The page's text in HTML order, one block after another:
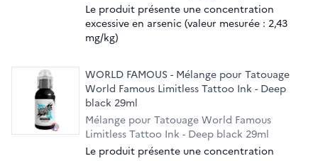
Le produit présente une concentration
excessive en arsenic (valeur mesurée : 2,43
mg/kg)
WORLD FAMOUS - Mélange pour Tatouage
World Famous Limitless Tattoo Ink - Deep
black 29ml
Mélange pour Tatouage World Famous
Limitless Tattoo Ink - Deep black 29ml
Le produit présente une concentration